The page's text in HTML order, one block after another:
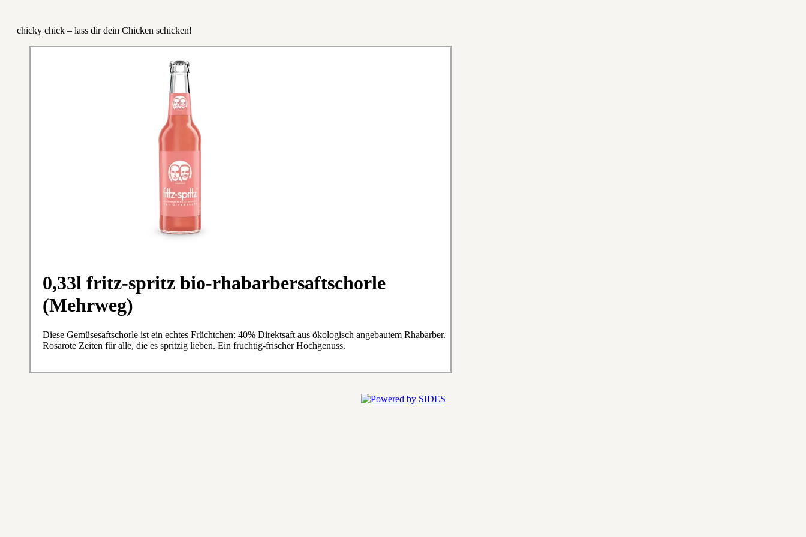
chicky chick – lass dir dein Chicken schicken!
0,33l fritz-spritz bio-rhabarbersaftschorle
(Mehrweg)
Diese Gemüsesaftschorle ist ein echtes Früchtchen: 40% Direktsaft aus ökologisch angebautem Rhabarber.
Rosarote Zeiten für alle, die es spritzig lieben. Ein fruchtig-frischer Hochgenuss.